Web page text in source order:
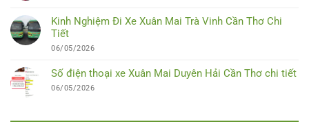
Kinh Nghiệm Đi Xe Xuân Mai Trà Vinh Cần Thơ Chi
Tiết
06/05/2026
Số điện thoại xe Xuân Mai Duyên Hải Cần Thơ chi tiết
06/05/2026